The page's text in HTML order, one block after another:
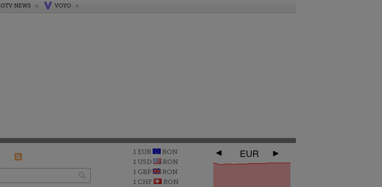
NEWS VOYO
1 EUR
RON
1 USD
RON
1 GBP
RON
1 CHF
RON
EUR